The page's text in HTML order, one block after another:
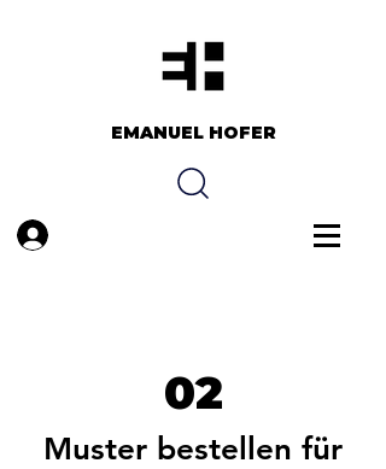
EMANUEL HOFER​​
02
Muster bestellen für